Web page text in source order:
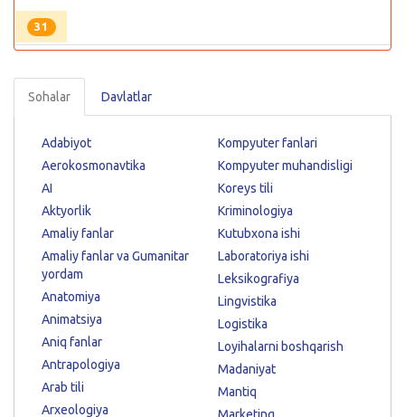
31
Sohalar Davlatlar
Adabiyot
Aerokosmonavtika
AI
Aktyorlik
Amaliy fanlar
Amaliy fanlar va Gumanitar
yordam
Anatomiya
Animatsiya
Aniq fanlar
Antrapologiya
Arab tili
Arxeologiya
Kompyuter fanlari
Kompyuter muhandisligi
Koreys tili
Kriminologiya
Kutubxona ishi
Laboratoriya ishi
Leksikografiya
Lingvistika
Logistika
Loyihalarni boshqarish
Madaniyat
Mantiq
Marketing